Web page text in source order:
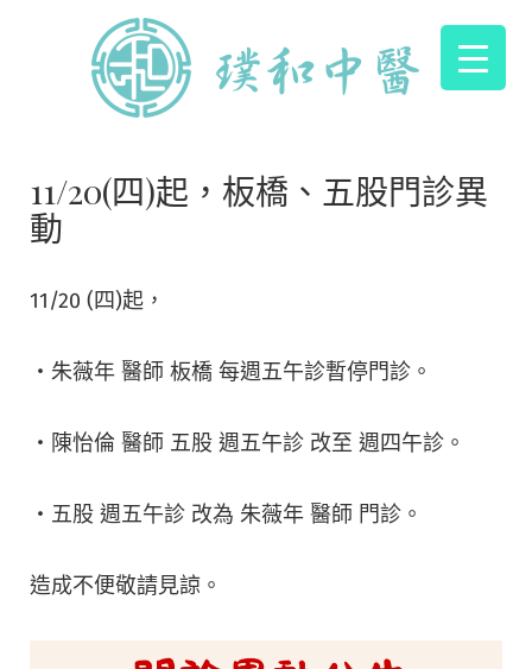
11/20(四)起，板橋、五股門診異
動
11/20 (四)起，
・朱薇年 醫師 板橋 每週五午診暫停門診。
・陳怡倫 醫師 五股 週五午診 改至 週四午診。
・五股 週五午診 改為 朱薇年 醫師 門診。
造成不便敬請見諒。